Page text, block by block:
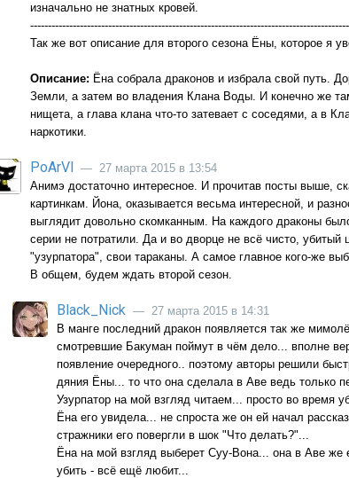
изначально не знатных кровей.
Так же вот описание для второго сезона Ёны, которое я
Описание: Ёна собрала драконов и избрала свой путь.
Земли, а затем во владения Клана Воды. И конечно же
нищета, а глава клана что-то затевает с соседями, а в
наркотики.
PoArVl — 27 марта 2015 в 13:54
Анимэ достаточно интересное. И прочитав посты выше,
картинкам. Йона, оказывается весьма интересной, и
выглядит довольно скомканным. На каждого драконы
серии не потратили. Да и во дворце не всё чисто,
"узурпатора", свои тараканы. А самое главное кого-же
В общем, будем ждать второй сезон.
Black_Nick — 27 марта 2015 в 14:31
В манге последний дракон появляется так же
смотревшие Бакуман поймут в чём дело... вполне
появление очередного.. поэтому авторы решили
дяния Ёны... то что она сделала в Аве ведь только
Узурпатор на мой взгляд читаем... просто во время
Ёна его увидела... не спроста же он ей начал
стражники его повергли в шок "Что делать?"...
Ёна на мой взгляд выберет Суу-Вона... она в Аве же
убить - всё ещё любит...